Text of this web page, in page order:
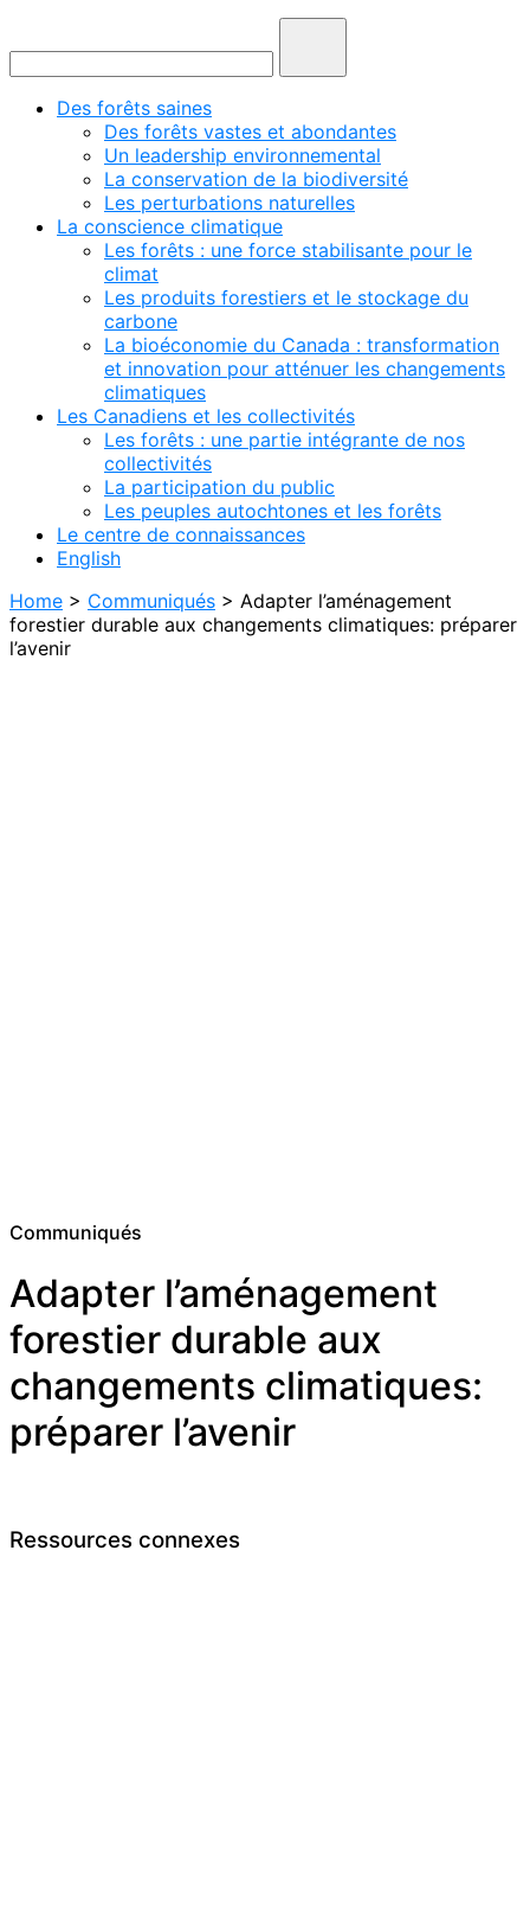
Des forêts saines
Des forêts vastes et abondantes
Un leadership environnemental
La conservation de la biodiversité
Les perturbations naturelles
La conscience climatique
Les forêts : une force stabilisante pour le
climat
Les produits forestiers et le stockage du
carbone
La bioéconomie du Canada : transformation
et innovation pour atténuer les changements
climatiques
Les Canadiens et les collectivités
Les forêts : une partie intégrante de nos
collectivités
La participation du public
Les peuples autochtones et les forêts
Le centre de connaissances
English
Home > Communiqués > Adapter l’aménagement
forestier durable aux changements climatiques: préparer
l’avenir
Communiqués
Adapter l’aménagement
forestier durable aux
changements climatiques:
préparer l’avenir
Ressources connexes